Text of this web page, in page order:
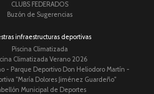
CLUBS FEDERADOS
Buzón de Sugerencias
infraestructuras deportivas
Piscina Climatizada
Climatizada Verano 2026
- Parque Deportivo Don Heliodoro Martín -
"María Dolores Jiménez Guardeño"
Municipal de Deportes